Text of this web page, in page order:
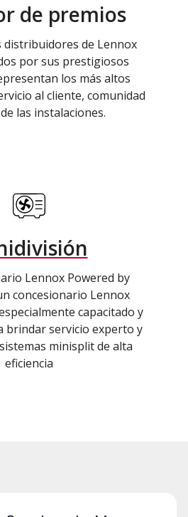
de premios
distribuidores de Lennox
por sus prestigiosos
los más altos
al cliente, comunidad
las instalaciones.
Lennox Powered by
concesionario Lennox
capacitado y
brindar servicio experto y
minisplit de alta
eficiencia